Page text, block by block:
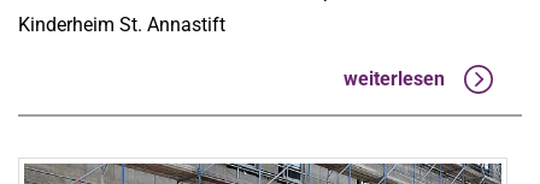
Kinderheim St. Annastift
weiterlesen